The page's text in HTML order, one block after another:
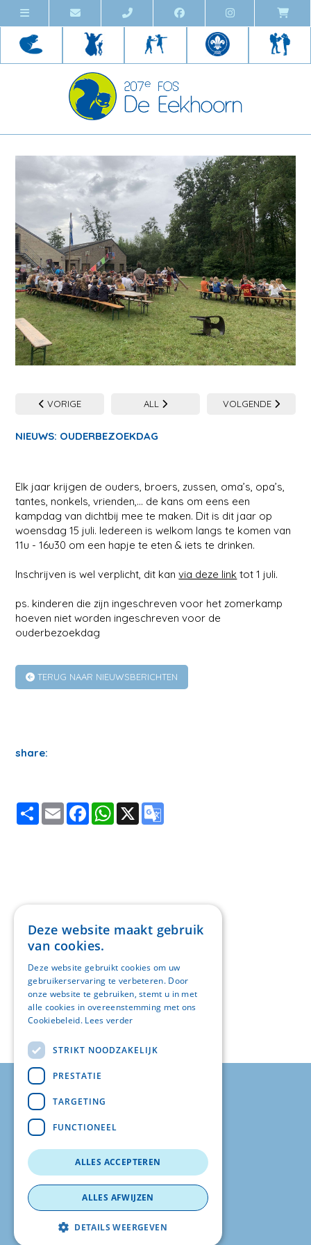
VORIGE ALL VOLGENDE
NIEUWS: OUDERBEZOEKDAG
Elk jaar krijgen de ouders, broers, zussen, oma’s, opa’s,
tantes, nonkels, vrienden,... de kans om eens een
kampdag van dichtbij mee te maken. Dit is dit jaar op
woensdag 15 juli. Iedereen is welkom langs te komen van
11u - 16u30 om een hapje te eten & iets te drinken.
Inschrijven is wel verplicht, dit kanvia deze link tot 1 juli.
ps. kinderen die zijn ingeschreven voor het zomerkamp
hoeven niet worden ingeschreven voor de
ouderbezoekdag
TERUG NAAR NIEUWSBERICHTEN
share:
ShareEmail FacebookWhatsApp
X
© FOS207
Albrecht Rodenbachstraat 52
8020 Oostkamp
+32 (0)496/246275
eenheidsleiding@fos207.be
Privacy
Website by G.O.A.T. en KMOSites
Deze website maakt gebruik
van cookies.
Deze website gebruikt cookies om uw
gebruikerservaring te verbeteren. Door
onze website te gebruiken, stemt u in met
alle cookies in overeenstemming met ons
Cookiebeleid. Lees verder
STRIKT NOODZAKELIJK
PRESTATIE
TARGETING
FUNCTIONEEL
ALLES ACCEPTEREN
ALLES AFWIJZEN
DETAILS WEERGEVEN